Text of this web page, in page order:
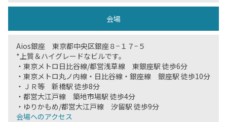
会場
Aios銀座 東京都中央区銀座８−１７−５
*上質＆ハイグレードなビルです。
・東京メトロ日比谷線/都営浅草線 東銀座駅 徒歩6分
・東京メトロ丸ノ内線・日比谷線・銀座線 銀座駅 徒歩10分
・ＪＲ等 新橋駅 徒歩8分
・都営大江戸線 築地市場駅 徒歩4分
・ゆりかもめ/都営大江戸線 汐留駅 徒歩9分
会場へのアクセス